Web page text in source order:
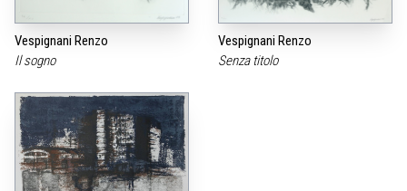
Vespignani Renzo
Il sogno
Vespignani Renzo
Senza titolo